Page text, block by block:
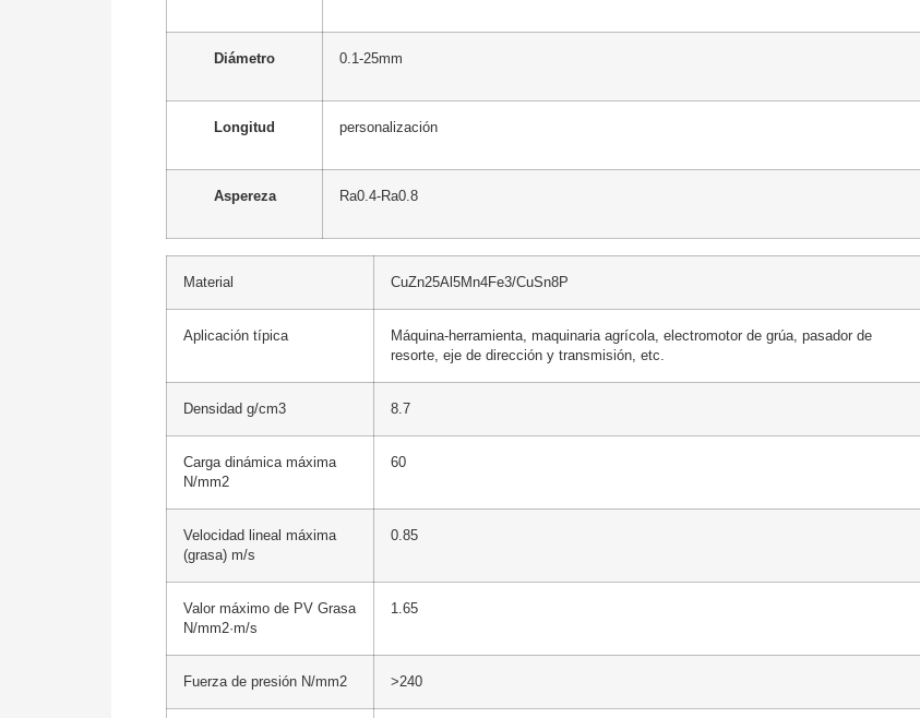
Diámetro 0.1-25mm
Longitud personalización
Aspereza Ra0.4-Ra0.8
Material CuZn25Al5Mn4Fe3/CuSn8P
Aplicación típica
Máquina-herramienta, maquinaria agrícola, electromotor de grúa, pasador de
resorte, eje de dirección y transmisión, etc.
Densidad g/cm3 8.7
Carga dinámica máxima
N/mm2
60
Velocidad lineal máxima
(grasa) m/s
0.85
Valor máximo de PV Grasa
N/mm2·m/s
1.65
Fuerza de presión N/mm2 >240